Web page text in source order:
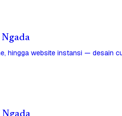
Ngada
hingga website instansi — desain